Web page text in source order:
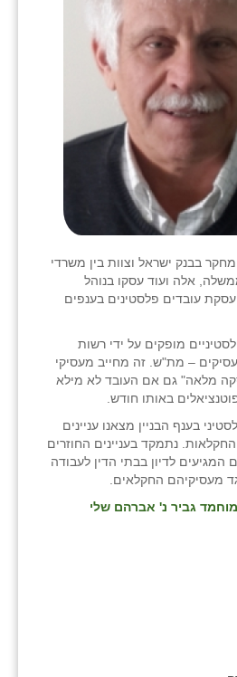
בבנק ישראל וצוות בין משרדי
אלה ועוד עסקו בנוהל
עובדים פלסטינים בענפים
מופקים על ידי רשות
– מת"ש. זה מחייב מעסיקי
מלאה" גם אם העובד לא מילא
באותו חודש.
בענף הבניין מצאנו עניינים
נתמקד בעניינים החוזרים
לדיון בבתי הדין לעבודה
מעסיקיהם החקלאים.